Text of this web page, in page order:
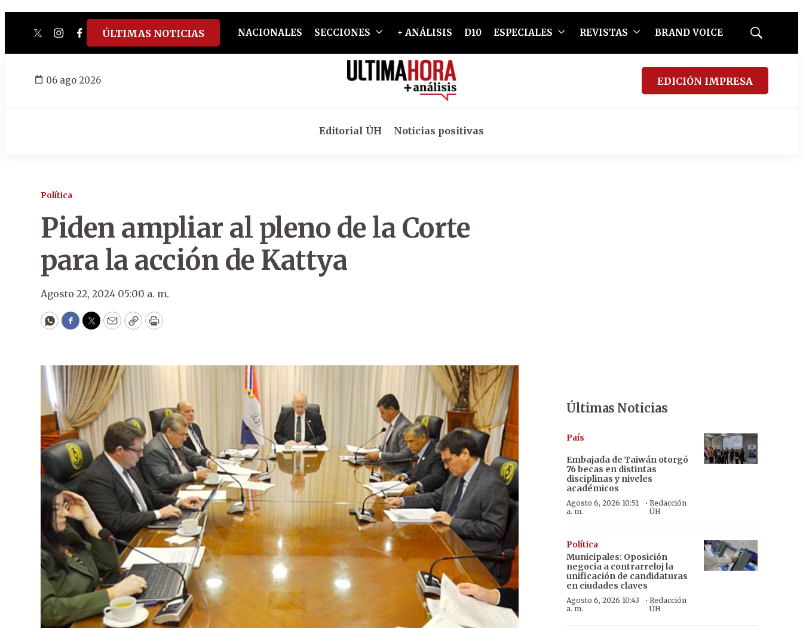
twitterinstagram
facebook
tiktokyoutube
spotify
ÚLTIMAS NOTICIAS NACIONALES SECCIONES + ANÁLISIS D10 ESPECIALES REVISTAS BRAND VOICE
Mostrar
06 ago 2026 EDICIÓN IMPRESA
Editorial ÚH Noticias positivas
Política
Piden ampliar al pleno de la Corte
para la acción de Kattya
Agosto 22, 2024 05:00 a. m.
WhatsApp
Facebook
Twitter
EmailCopyPrint
Últimas Noticias
País
Embajada de Taiwán otorgó
76 becas en distintas
disciplinas y niveles
académicos
Agosto 6, 2026 10:51
a. m.
· Redacción
ÚH
Política
Municipales: Oposición
negocia a contrarreloj la
unificación de candidaturas
en ciudades claves
Agosto 6, 2026 10:43
a. m.
·Redacción
ÚH